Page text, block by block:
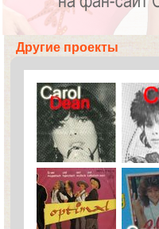
Другие проекты